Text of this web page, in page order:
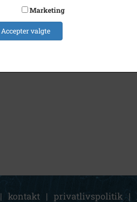
| kontakt | privatlivspolitik |
Marketing
Accepter valgte